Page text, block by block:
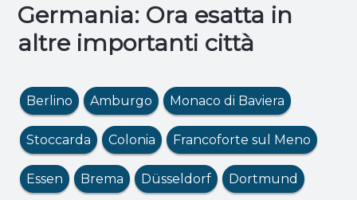
Germania: Ora esatta in
altre importanti città
Berlino Amburgo Monaco di Baviera
Stoccarda Colonia Francoforte sul Meno
Essen Brema Düsseldorf Dortmund